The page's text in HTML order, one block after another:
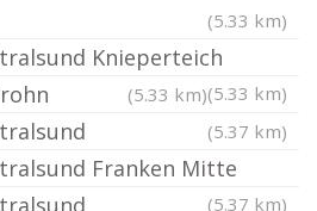
(5.33 km)
Knieperteich
(5.33 km)
(5.33 km)
(5.37 km)
Franken Mitte
(5.37 km)